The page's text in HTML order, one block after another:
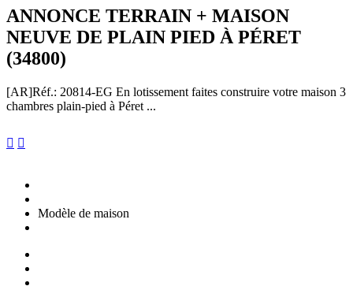
ANNONCE TERRAIN + MAISON
NEUVE DE PLAIN PIED À PÉRET
(34800)
[AR]Réf.: 20814-EG En lotissement faites construire votre maison 3
chambres plain-pied à Péret ...
 
Modèle de maison